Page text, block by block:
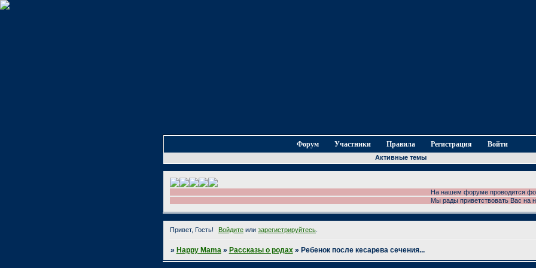
Форум Участники Правила Регистрация Войти
Активные темы
На нашем форуме проводится
Мы рады приветствовать Вас на
Привет, Гость! Войдите или зарегистрируйтесь
» Happy Mama » Рассказы о родах » Ребенок после кесарева сечения...